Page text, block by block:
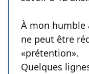
À mon humble
ne peut être
«prétention».
Quelques